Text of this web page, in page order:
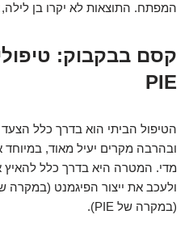
המפתח. התוצאות לא יקרו בן לילה,
PIE
הטיפול הביתי הוא בדרך כלל הצעד
ובהרבה מקרים יעיל מאוד,
(במקרה של PIE).